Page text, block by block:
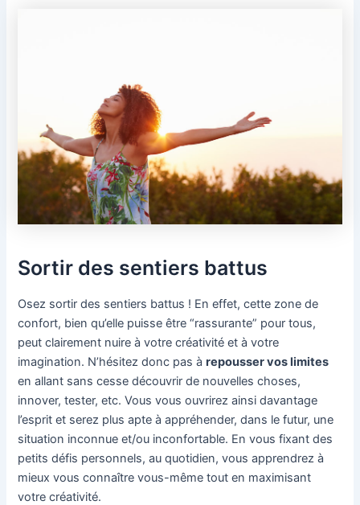
Sortir des sentiers battus
Osez sortir des sentiers battus ! En effet, cette zone de
confort, bien qu’elle puisse être “rassurante” pour tous,
peut clairement nuire à votre créativité et à votre
imagination. N’hésitez donc pas àrepousser vos limites
en allant sans cesse découvrir de nouvelles choses,
innover, tester, etc. Vous vous ouvrirez ainsi davantage
l’esprit et serez plus apte à appréhender, dans le futur, une
situation inconnue et/ou inconfortable. En vous fixant des
petits défis personnels, au quotidien, vous apprendrez à
mieux vous connaître vous-même tout en maximisant
votre créativité.